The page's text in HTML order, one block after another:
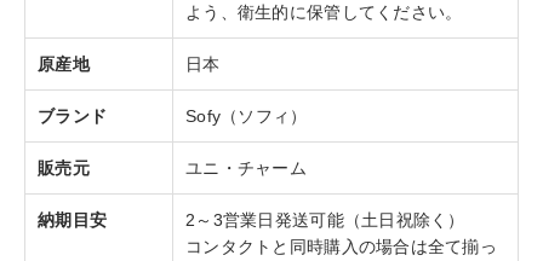
よう、衛生的に保管してください。
原産地 日本
ブランド Sofy（ソフィ）
販売元 ユニ・チャーム
納期目安
2～3営業日発送可能（土日祝除く）
コンタクトと同時購入の場合は全て揃っ